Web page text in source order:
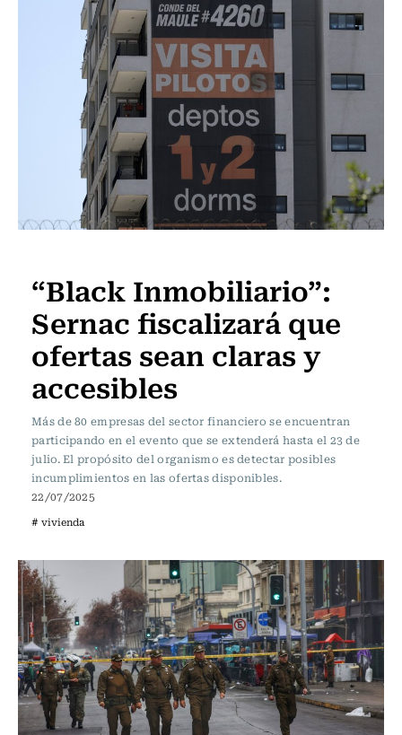
“Black Inmobiliario”:
Sernac fiscalizará que
ofertas sean claras y
accesibles
Más de 80 empresas del sector financiero se encuentran
participando en el evento que se extenderá hasta el 23 de
julio. El propósito del organismo es detectar posibles
incumplimientos en las ofertas disponibles.
22/07/2025
# vivienda